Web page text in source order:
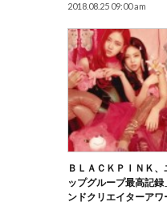
2018.08.25 09:00 am
ＢＬＡＣＫＰＩＮＫ
ップグループ最高記
ンドクリエイターアワ